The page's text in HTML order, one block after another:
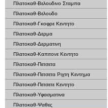
Πλατοκαθ-Βελουδινο Σταμπα
Πλατοκαθ-Βελουδο
Πλατοκαθ-Γκοφρε Κεντητο
Πλατοκαθ-Δερμα
Πλατοκαθ-Δερματινη
Πλατοκαθ-Καπιτονε Κεντητο
Πλατοκαθ-Πετσετα
Πλατοκαθ-Πετσετα Ριχτη Κεντημα
Πλατοκαθ-Πετσετε Κεντητο
Πλατοκαθ-Υφασματινα
Πλατοκαθ-Ψαθες